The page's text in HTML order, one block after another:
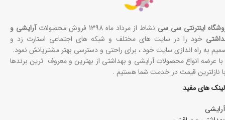
اینترنتی سی سی نشاط از مرداد ماه 1398 فروش محصولات
آرایشی و
خود را در سایت های مختلف و شبکه های اجتماعی استارت زد و
به راه اندازی سایت خود ، برای راحتی و دسترسی بهتر مشتریانش نمود.
با عرضه انواع محصولات آرایشی و بهداشتی از بهترین و معروف ترین برندها
نازلترین قیمت در خدمت شما هستیم .
لینک های مفید
آرایشی